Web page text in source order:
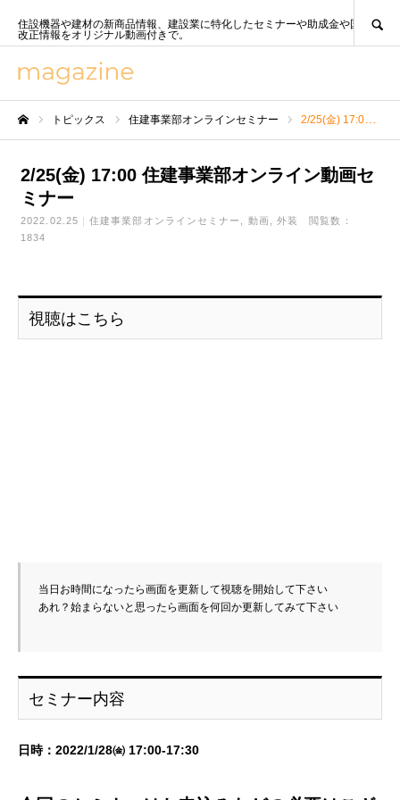
住設機器や建材の新商品情報、建設業に特化したセミナーや助成金や国策、法
改正情報をオリジナル動画付きで。
トピックス 住建事業部オンラインセミナー 2/25(金) 17:00 住建事業部オンライン動画セミナー
2/25(金) 17:00 住建事業部オンライン動画セ
ミナー
2022.02.25 住建事業部オンラインセミナー 動画 外装
閲覧数：
1834
視聴はこちら
当日お時間になったら画面を更新して視聴を開始して下さい
あれ？始まらないと思ったら画面を何回か更新してみて下さい
セミナー内容
日時：2022/1/28㈮ 17:00-17:30